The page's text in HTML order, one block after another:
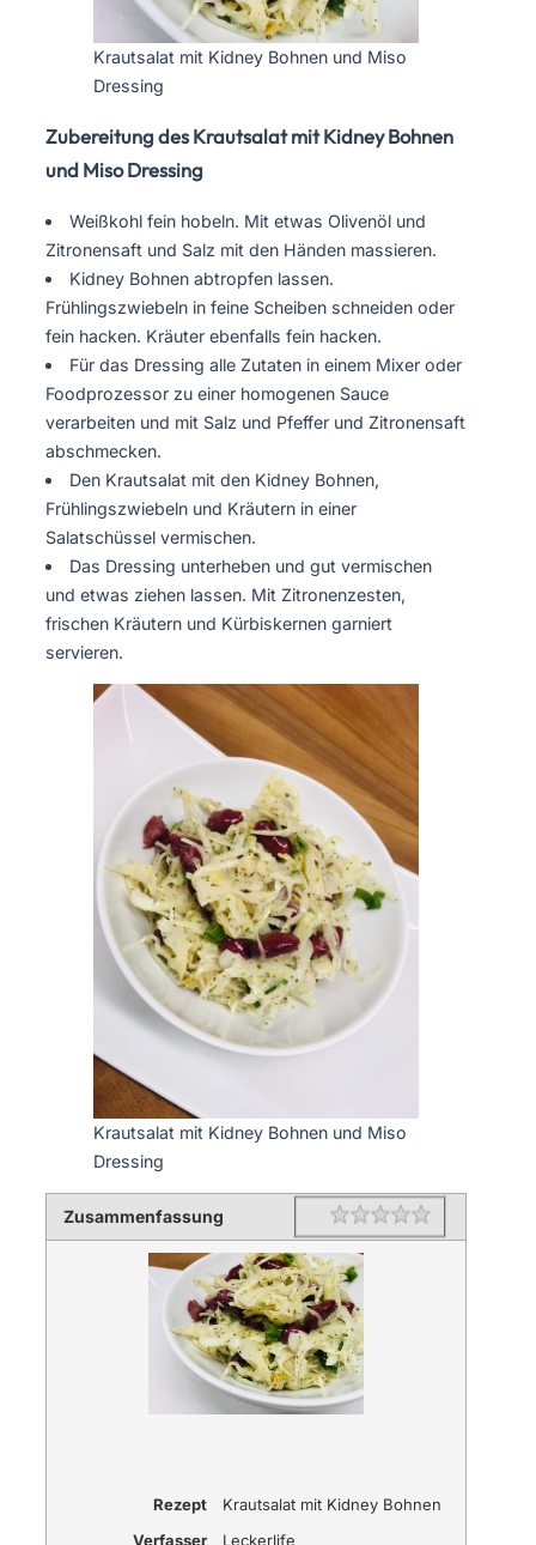
Krautsalat mit Kidney Bohnen und Miso
Dressing
Zubereitung des Krautsalat mit Kidney Bohnen
und Miso Dressing
Weißkohl fein hobeln. Mit etwas Olivenöl und
Zitronensaft und Salz mit den Händen massieren.
Kidney Bohnen abtropfen lassen.
Frühlingszwiebeln in feine Scheiben schneiden oder
fein hacken. Kräuter ebenfalls fein hacken.
Für das Dressing alle Zutaten in einem Mixer oder
Foodprozessor zu einer homogenen Sauce
verarbeiten und mit Salz und Pfeffer und Zitronensaft
abschmecken.
Den Krautsalat mit den Kidney Bohnen,
Frühlingszwiebeln und Kräutern in einer
Salatschüssel vermischen.
Das Dressing unterheben und gut vermischen
und etwas ziehen lassen. Mit Zitronenzesten,
frischen Kräutern und Kürbiskernen garniert
servieren.
Krautsalat mit Kidney Bohnen und Miso
Dressing
Zusammenfassung Rating 1 star
2 stars
3 stars
4 stars
5 stars
Rezept
Krautsalat mit Kidney Bohnen
Verfasser
Leckerlife